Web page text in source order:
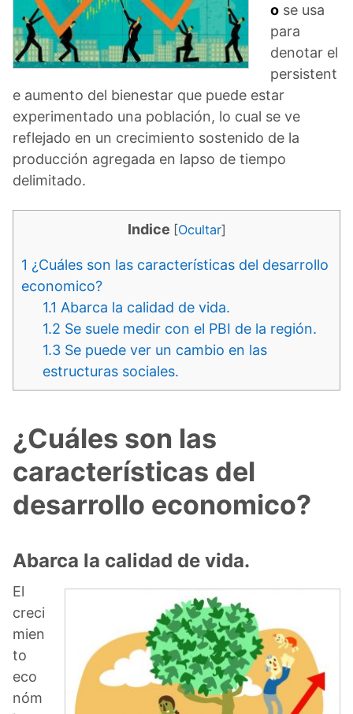
o se usa
para
denotar el
persistent
e aumento del bienestar que puede estar
experimentado una población, lo cual se ve
reflejado en un crecimiento sostenido de la
producción agregada en lapso de tiempo
delimitado.
Indice [Ocultar]
1 ¿Cuáles son las características del desarrollo
economico?
1.1 Abarca la calidad de vida.
1.2 Se suele medir con el PBI de la región.
1.3 Se puede ver un cambio en las
estructuras sociales.
¿Cuáles son las
características del
desarrollo economico?
Abarca la calidad de vida.
El
creci
mien
to
eco
nóm